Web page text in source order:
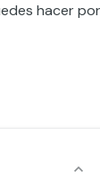
hacer por